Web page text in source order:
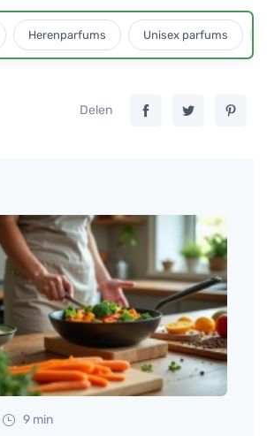
Herenparfums Unisex parfums
Delen
9 min